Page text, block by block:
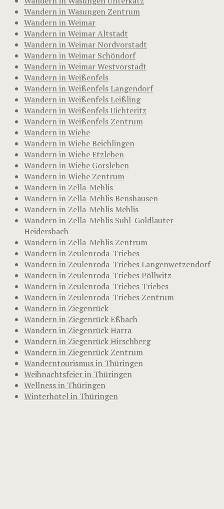
Wandern in Wasungen Zentrum
Wandern in Weimar
Wandern in Weimar Altstadt
Wandern in Weimar Nordvorstadt
Wandern in Weimar Schöndorf
Wandern in Weimar Westvorstadt
Wandern in Weißenfels
Wandern in Weißenfels Langendorf
Wandern in Weißenfels Leißling
Wandern in Weißenfels Uichteritz
Wandern in Weißenfels Zentrum
Wandern in Wiehe
Wandern in Wiehe Beichlingen
Wandern in Wiehe Etzleben
Wandern in Wiehe Gorsleben
Wandern in Wiehe Zentrum
Wandern in Zella-Mehlis
Wandern in Zella-Mehlis Benshausen
Wandern in Zella-Mehlis Mehlis
Wandern in Zella-Mehlis Suhl-Goldlauter-
Heidersbach
Wandern in Zella-Mehlis Zentrum
Wandern in Zeulenroda-Triebes
Wandern in Zeulenroda-Triebes Langenwetzendorf
Wandern in Zeulenroda-Triebes Pöllwitz
Wandern in Zeulenroda-Triebes Triebes
Wandern in Zeulenroda-Triebes Zentrum
Wandern in Ziegenrück
Wandern in Ziegenrück Eßbach
Wandern in Ziegenrück Harra
Wandern in Ziegenrück Hirschberg
Wandern in Ziegenrück Zentrum
Wanderntourismus in Thüringen
Weihnachtsfeier in Thüringen
Wellness in Thüringen
Winterhotel in Thüringen